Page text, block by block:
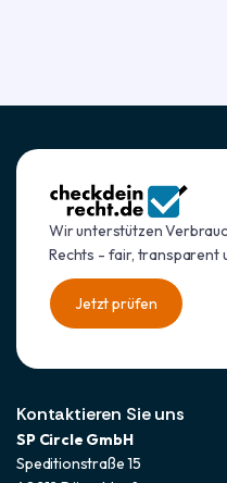
Wir unterstützen
Rechts - fair, transparent
Jetzt prüfen
Jetzt prüfen
Kontaktieren Sie uns
SP Circle GmbH
Speditionstraße 15